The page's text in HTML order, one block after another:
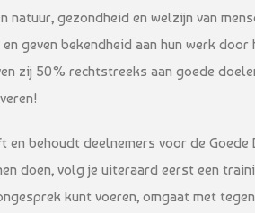
natuur, gezondheid en welzijn van
geven bekendheid aan hun werk
zij 50% rechtstreeks aan goede
en behoudt deelnemers voor de
doen, volg je uiteraard eerst een
kunt voeren, omgaat met